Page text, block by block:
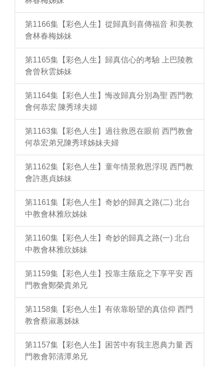
第1166集【彩色人生】從歸真到喜傳福音 和美教
會林春梅姊妹
第1165集【彩色人生】歸真信心的考驗 上巴陵教
會曾秋雲姊妹
第1164集【彩色人生】悔改歸真分別為聖 西門教
會何恭宏 陳秀球夫婦
第1163集【彩色人生】過往救恩在眼前 西門教會
何恭宏弟兄陳秀球姊妹夫婦
第1162集【彩色人生】童年情景救恩浮現 西門教
會許惠貞姊妹
第1161集【彩色人生】奇妙的歸真之路(二) 北台
中教會林雅欣姊妹
第1160集【彩色人生】奇妙的歸真之路(一) 北台
中教會林雅欣姊妹
第1159集【彩色人生】投靠主蔭庇之下享平安 西
門教會鄭榮貴弟兄
第1158集【彩色人生】有依靠盼望的真信仰 西門
教會蔡淑蕙姊妹
第1157集【彩色人生】困苦中有我主恩典力量 西
門教會郭清潭弟兄